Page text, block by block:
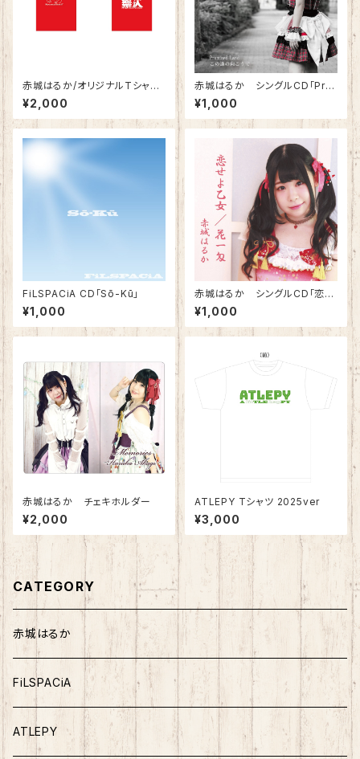
赤城はるか/オリジナルTシャツ
(2021年10周年版)
¥2,000
赤城はるか シングルCD「Pro
mised Land/この道の向こう
で」
¥1,000
FiLSPACiA CD「Sō-Kū」
¥1,000
赤城はるか シングルCD「恋せ
よ乙女」
¥1,000
赤城はるか チェキホルダー
¥2,000
ATLEPY Tシャツ 2025ver
¥3,000
CATEGORY
赤城はるか
FiLSPACiA
ATLEPY